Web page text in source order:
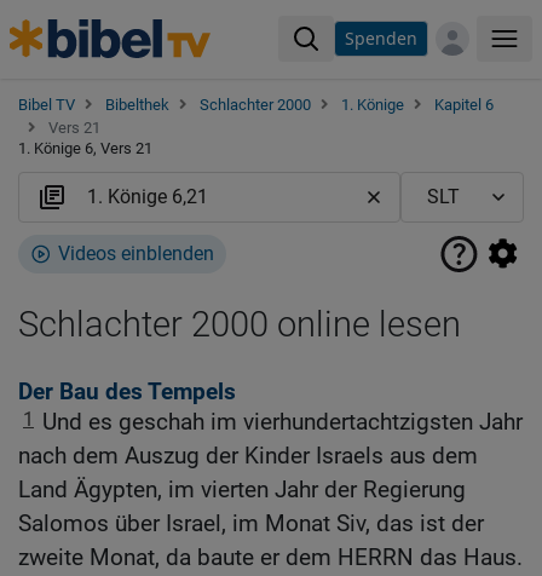
Spenden
Bibel TV Bibelthek Schlachter 2000 1. Könige
Kapitel 6
Vers 21
1. Könige 6, Vers 21
Videos einblenden
Schlachter 2000 online lesen
Der Bau des Tempels
1
Und es geschah im vierhundertachtzigsten Jahr
nach dem Auszug der Kinder Israels aus dem
Land Ägypten, im vierten Jahr der Regierung
Salomos über Israel, im Monat Siv, das ist der
zweite Monat, da baute er dem HERRN das Haus.